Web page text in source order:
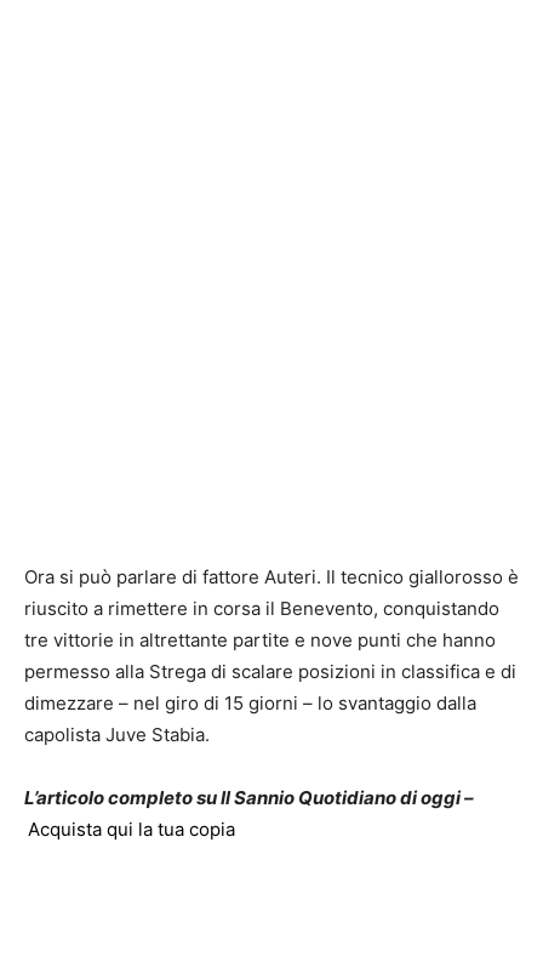
Ora si può parlare di fattore Auteri. Il tecnico giallorosso è
riuscito a rimettere in corsa il Benevento, conquistando
tre vittorie in altrettante partite e nove punti che hanno
permesso alla Strega di scalare posizioni in classifica e di
dimezzare – nel giro di 15 giorni – lo svantaggio dalla
capolista Juve Stabia.
L’articolo completo su Il Sannio Quotidiano di oggi –
Acquista qui la tua copia